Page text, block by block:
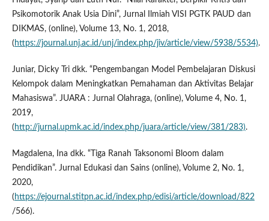
Psikomotorik Anak Usia Dini”, Jurnal Ilmiah VISI PGTK PAUD dan
DIKMAS, (online), Volume 13, No. 1, 2018,
( https://journal.unj.ac.id/unj/index.php/jiv/article/view/5938/5534).
Juniar, Dicky Tri dkk. “Pengembangan Model Pembelajaran Diskusi
Kelompok dalam Meningkatkan Pemahaman dan Aktivitas Belajar
Mahasiswa”. JUARA : Jurnal Olahraga, (online), Volume 4, No. 1,
2019,
( http://jurnal.upmk.ac.id/index.php/juara/article/view/381/283).
Magdalena, Ina dkk. “Tiga Ranah Taksonomi Bloom dalam
Pendidikan”. Jurnal Edukasi dan Sains (online), Volume 2, No. 1,
2020,
( https://ejournal.stitpn.ac.id/index.php/edisi/article/download/822
/566).